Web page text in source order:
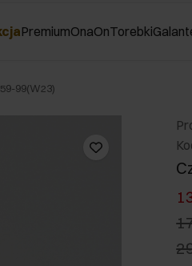
PremiumOnaOnTorebki
99(W23)